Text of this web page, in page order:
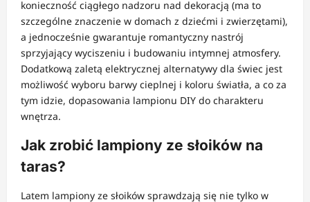
konieczność ciągłego nadzoru nad dekoracją (ma to
szczególne znaczenie w domach z dziećmi i zwierzętami),
a jednocześnie gwarantuje romantyczny nastrój
sprzyjający wyciszeniu i budowaniu intymnej atmosfery.
Dodatkową zaletą elektrycznej alternatywy dla świec jest
możliwość wyboru barwy cieplnej i koloru światła, a co za
tym idzie, dopasowania lampionu DIY do charakteru
wnętrza.
Jak zrobić lampiony ze słoików na
taras?
Latem lampiony ze słoików sprawdzają się nie tylko w